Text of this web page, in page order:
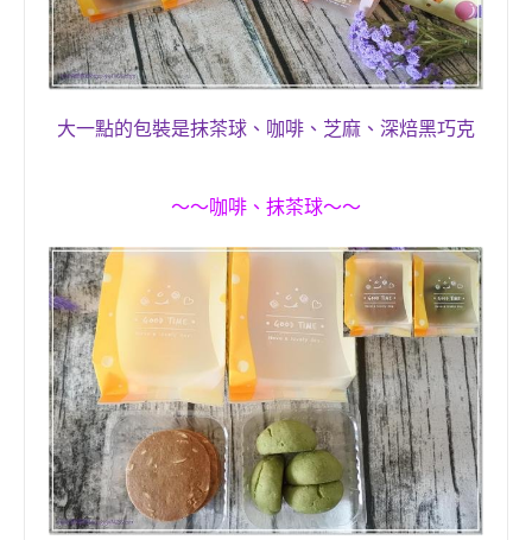
大一點的包裝是抹茶球、咖啡、芝麻、深焙黑巧克
～～咖啡 、 抹茶球～～